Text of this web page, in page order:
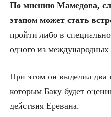
По мнению Мамедова,
этапом может стать
пройти либо в
одного из
При этом он выделил два
которым Баку будет
действия Еревана.